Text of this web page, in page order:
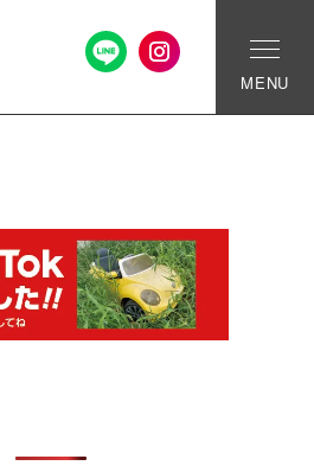
MENU